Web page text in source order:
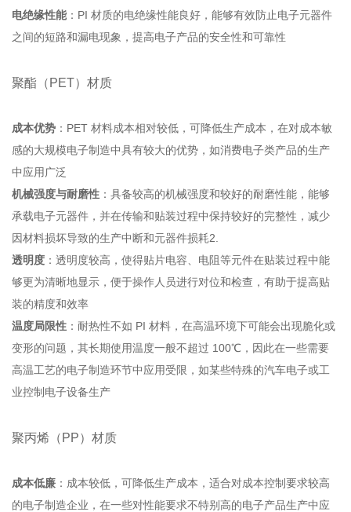
电绝缘性能：PI 材质的电绝缘性能良好，能够有效防止电子元器件
之间的短路和漏电现象，提高电子产品的安全性和可靠性
聚酯（PET）材质
成本优势 ：PET 材料成本相对较低，可降低生产成本，在对成本敏
感的大规模电子制造中具有较大的优势，如消费电子类产品的生产
中应用广泛
机械强度与耐磨性 ：具备较高的机械强度和较好的耐磨性能，能够
承载电子元器件，并在传输和贴装过程中保持较好的完整性，减少
因材料损坏导致的生产中断和元器件损耗2
透明度 ：透明度较高，使得贴片电容、电阻等元件在贴装过程中能
够更为清晰地显示，便于操作人员进行对位和检查，有助于提高贴
装的精度和效率
温度局限性 ：耐热性不如 PI 材料，在高温环境下可能会出现脆化或
变形的问题，其长期使用温度一般不超过 100℃，因此在一些需要
高温工艺的电子制造环节中应用受限，如某些特殊的汽车电子或工
业控制电子设备生产
聚丙烯（PP）材质
成本低廉 ：成本较低，可降低生产成本，适合对成本控制要求较高
的电子制造企业，在一些对性能要求不特别高的电子产品生产中应